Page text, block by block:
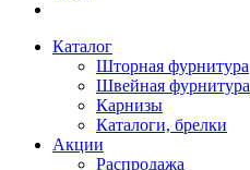
Каталог
Шторная фурнитура
Швейная фурнитура
Карнизы
Каталоги, брелки
Акции
Распродажа